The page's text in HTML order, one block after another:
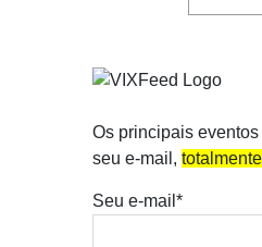
Os principais
seu e-mail,
Seu e-mail*